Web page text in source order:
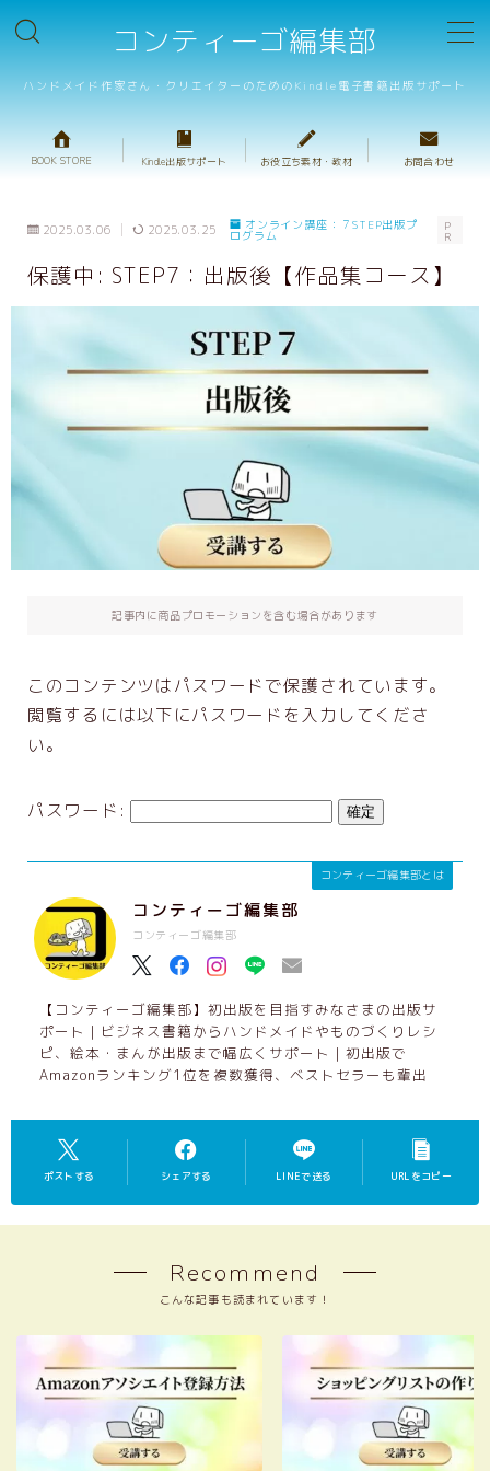
コンティーゴ編集部
ハンドメイド作家さん・クリエイターのためのKindle電子書籍出版サポート
MENU
BOOK STORE
重箱判・絵本テンプレート
プロ校正サービス
キャンペーンサポート
出版サポートのご案内
ハンドメイド出版の基礎動画
出版支援GPTs
お客さまの声
企業・団体研修
初心者さんにもわかりやすい：AIを安全に
使用するために大切なこと
利用規約／特定商取引法に基づく表記
【会員専用】オンラインテキスト
オンラインスクール入り口
レシピ作成コース
作品集コース
レシピ集コース
ペーパーバックコース
出版つみあげ会（継続コミュニティ）
コンティーゴ編集部・認定パートナー制度に
BOOK STORE Kindle出版サポート お役立ち素材・教材 お問合わせ
2025.03.06 2025.03.25 オンライン講座：７STEP出版プ
ログラム
P
R
保護中: STEP7：出版後【作品集コース】
記事内に商品プロモーションを含む場合があります
このコンテンツはパスワードで保護されています。
閲覧するには以下にパスワードを入力してくださ
い。
パスワード:
コンティーゴ編集部とは
コンティーゴ編集部
コンティーゴ編集部
【コンティーゴ編集部】初出版を目指すみなさまの出版サ
ポート｜ビジネス書籍からハンドメイドやものづくりレシ
ピ、絵本・まんが出版まで幅広くサポート｜初出版で
Amazonランキング1位を複数獲得、ベストセラーも輩出
ポストする シェアする LINEで送る URLをコピー
Recommend
こんな記事も読まれています！